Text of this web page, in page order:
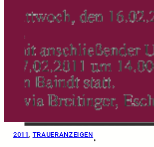
2011 , TRAUERANZEIGEN
•